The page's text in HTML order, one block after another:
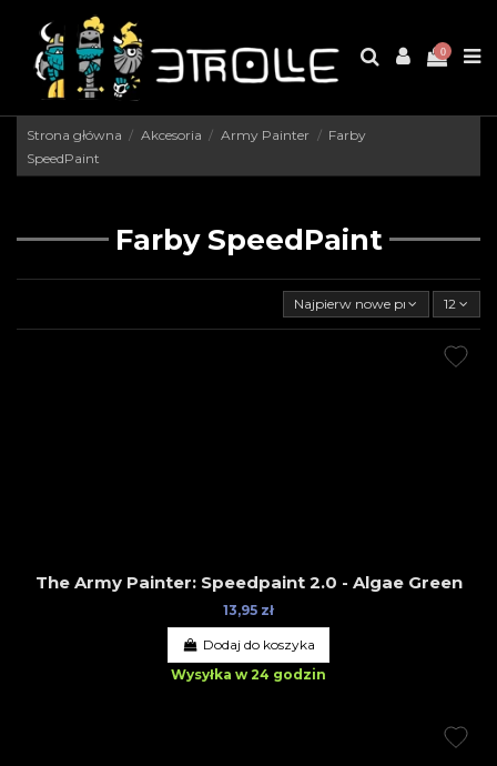
0
Strona główna Akcesoria Army Painter
Farby
SpeedPaint
Farby SpeedPaint
Najpierw nowe produkty12
The Army Painter: Speedpaint 2.0 - Algae Green
13,95 zł
Dodaj do koszyka
Wysyłka w 24 godzin